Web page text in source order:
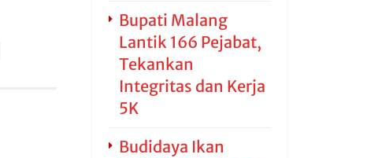
Bupati Malang
Lantik 166 Pejabat,
Tekankan
Integritas dan Kerja
5K
Budidaya Ikan